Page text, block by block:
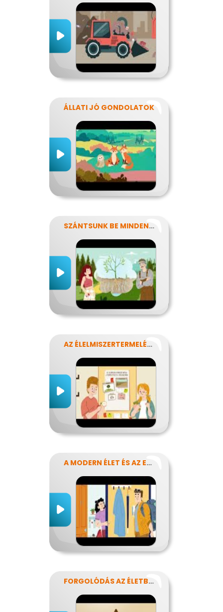
ÁLLATI JÓ GONDOLATOK
SZÁNTSUNK BE MINDENT? FENNTARTHATÓ GAZDÁLKODÁS.
AZ ÉLELMISZERTERMELÉS HATÁSA
A MODERN ÉLET ÉS AZ ENERGIA
FORGOLÓDÁS AZ ÉLETBEN